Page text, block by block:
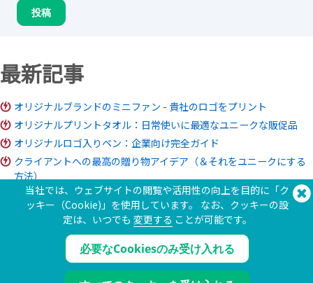
最新記事
オリジナルブランドのミニファン - 貴社のロゴをプリント
オリジナルプリントタオル：日常使いに最適なユニークな販促品
オリジナルロゴ入りペン：企業向け完全ガイド
クライアントへの最高の贈り物アイデア（＆それをユニークにする
方法）
パントン®カラーマッチングとは？
ブランド商品のROI：あなたのビジネスにその価値はあるか？
チャリティ・グッズ・ガイド：アイデア、予算、注文方法
お問い合わせ 電話:(650) 938-3500 (US)
当社では、ウェブサイトの閲覧や活用性の向上を目的に「ク
ッキー（Cookie)」を使用しています。 なお、クッキーの設
定は、いつでも 変更する ことが可能です。
必要なCookiesのみ受け入れる